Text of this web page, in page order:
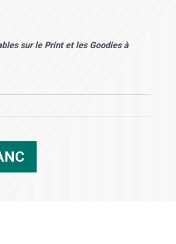
sur le Print et les Goodies à